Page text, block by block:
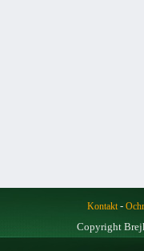
Kontakt-
Copyright